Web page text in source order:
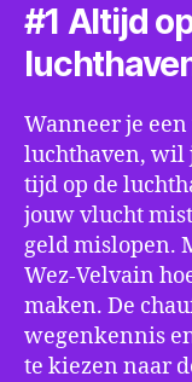
#1 Altijd
Wanneer je
luchthaven, wil
tijd op de
jouw vlucht
geld mislopen.
Wez-Velvain
maken. De
wegenkennis
te kiezen naar